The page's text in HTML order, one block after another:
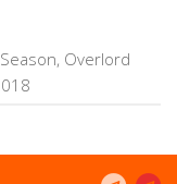
Overlord